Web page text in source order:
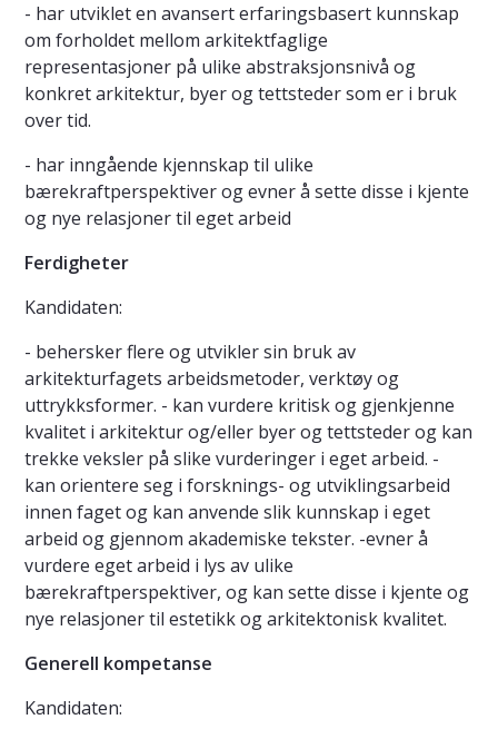
- har utviklet en avansert erfaringsbasert kunnskap
om forholdet mellom arkitektfaglige
representasjoner på ulike abstraksjonsnivå og
konkret arkitektur, byer og tettsteder som er i bruk
over tid.
- har inngående kjennskap til ulike
bærekraftperspektiver og evner å sette disse i kjente
og nye relasjoner til eget arbeid
Ferdigheter
Kandidaten:
- behersker flere og utvikler sin bruk av
arkitekturfagets arbeidsmetoder, verktøy og
uttrykksformer. - kan vurdere kritisk og gjenkjenne
kvalitet i arkitektur og/eller byer og tettsteder og kan
trekke veksler på slike vurderinger i eget arbeid. -
kan orientere seg i forsknings- og utviklingsarbeid
innen faget og kan anvende slik kunnskap i eget
arbeid og gjennom akademiske tekster. -evner å
vurdere eget arbeid i lys av ulike
bærekraftperspektiver, og kan sette disse i kjente og
nye relasjoner til estetikk og arkitektonisk kvalitet.
Generell kompetanse
Kandidaten: